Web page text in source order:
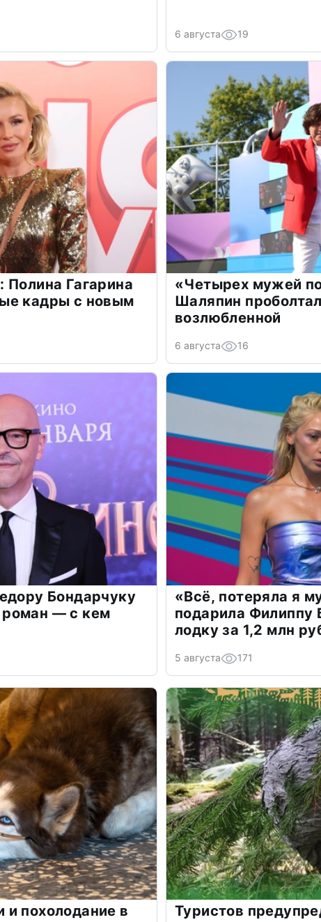
6 августа 19
Гагарина
кадры с новым
«Четырех мужей
Шаляпин
возлюбленной
6 августа 16
Бондарчуку
— с кем
«Всё, потеряла я
подарила Филиппу
лодку за 1,2 млн
5 августа 171
похолодание в
Туристов